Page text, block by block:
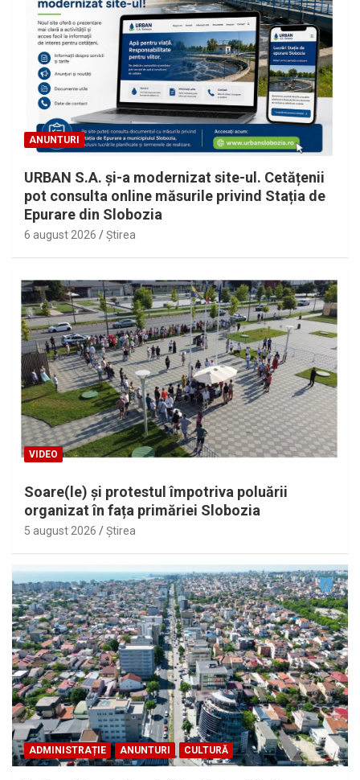
ANUNTURI
URBAN S.A. și-a modernizat site-ul. Cetățenii
pot consulta online măsurile privind Stația de
Epurare din Slobozia
6 august 2026 Ştirea
VIDEO
Soare(le) și protestul împotriva poluării
organizat în fața primăriei Slobozia
5 august 2026 Ştirea
ADMINISTRAȚIE ANUNTURI CULTURĂ